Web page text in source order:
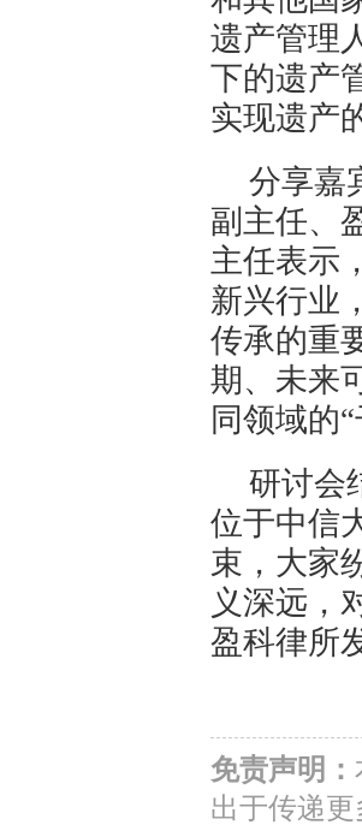
遗产管理
下的遗产
实现遗产
分享嘉
副主任、
主任表示
新兴行业
传承的重
期、未来
同领域的
研讨会
位于中信
束，大家
义深远，
盈科律所
免责声明：
出于传递